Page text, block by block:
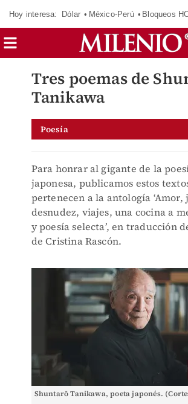
Hoy interesa: Dólar México-Perú Bloqueos
Tres poemas de
Tanikawa
Poesía
Para honrar al gigante de la
japonesa, publicamos estos
pertenecen a la antología ‘Amor,
desnudez, viajes, una cocina a
y poesía selecta’, en traducción
de Cristina Rascón.
Shuntarō Tanikawa, poeta japonés.